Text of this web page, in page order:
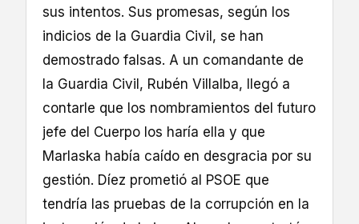
sus intentos. Sus promesas, según los
indicios de la Guardia Civil, se han
demostrado falsas. A un comandante de
la Guardia Civil, Rubén Villalba, llegó a
contarle que los nombramientos del futuro
jefe del Cuerpo los haría ella y que
Marlaska había caído en desgracia por su
gestión. Díez prometió al PSOE que
tendría las pruebas de la corrupción en la